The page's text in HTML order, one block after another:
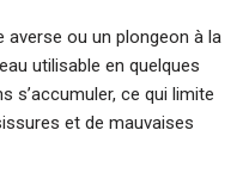
averse ou un plongeon à la
utilisable en quelques
s’accumuler, ce qui limite
et de mauvaises